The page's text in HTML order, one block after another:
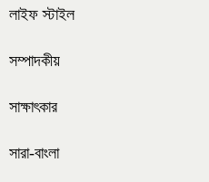
লাইফ স্টাইল
সম্পাদকীয়
সাক্ষাৎকার
সারা-বাংলা